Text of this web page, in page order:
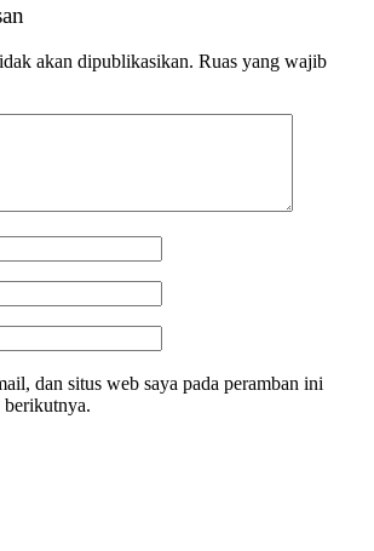
akan dipublikasikan. Ruas yang wajib
dan situs web saya pada peramban ini
berikutnya.